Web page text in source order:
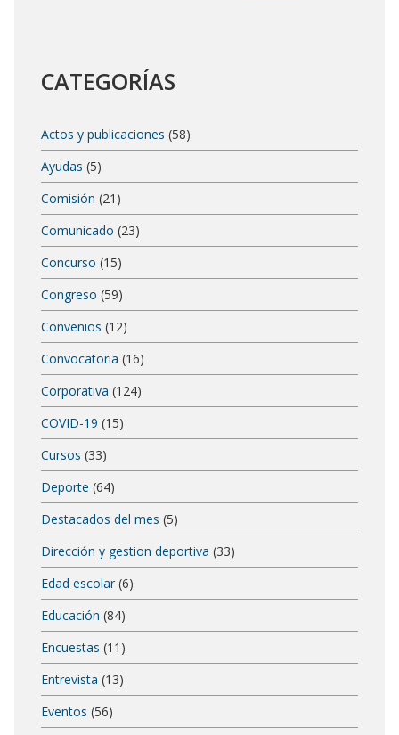
CATEGORÍAS
Actos y publicaciones (58)
Ayudas (5)
Comisión (21)
Comunicado (23)
Concurso (15)
Congreso (59)
Convenios (12)
Convocatoria (16)
Corporativa (124)
COVID-19 (15)
Cursos (33)
Deporte (64)
Destacados del mes (5)
Dirección y gestion deportiva (33)
Edad escolar (6)
Educación (84)
Encuestas (11)
Entrevista (13)
Eventos (56)